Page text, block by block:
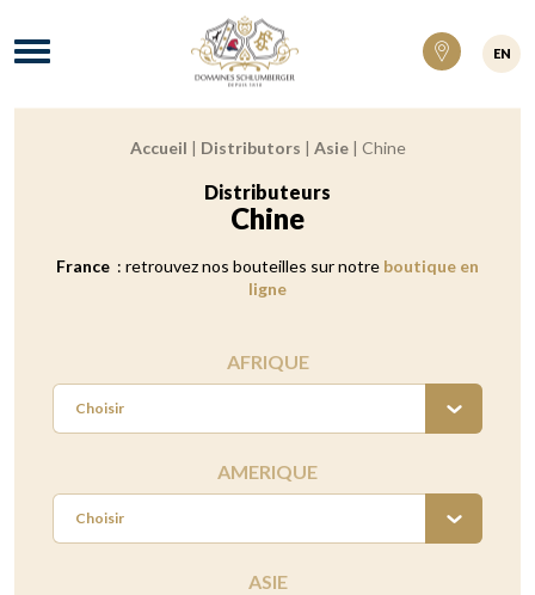
Domaines Schlumberger Vignerons 100%
Menu
EN
Accueil | Distributors | Asie| Chine
Distributeurs
Chine
France : retrouvez nos bouteilles sur notre boutique en
ligne
AFRIQUE
Choisir
AMERIQUE
Choisir
ASIE